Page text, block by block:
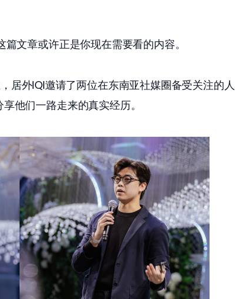
文章或许正是你现在需要看的内容。
居外IQI邀请了两位在东南亚社媒圈备受关注的人
享他们一路走来的真实经历。